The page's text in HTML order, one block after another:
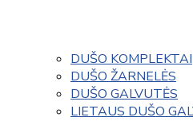
DUŠO KOMPLEKTAI
DUŠO ŽARNELĖS
DUŠO GALVUTĖS
LIETAUS DUŠO